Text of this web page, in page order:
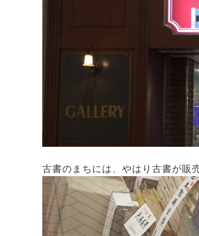
古書のまちには、やはり古書が販